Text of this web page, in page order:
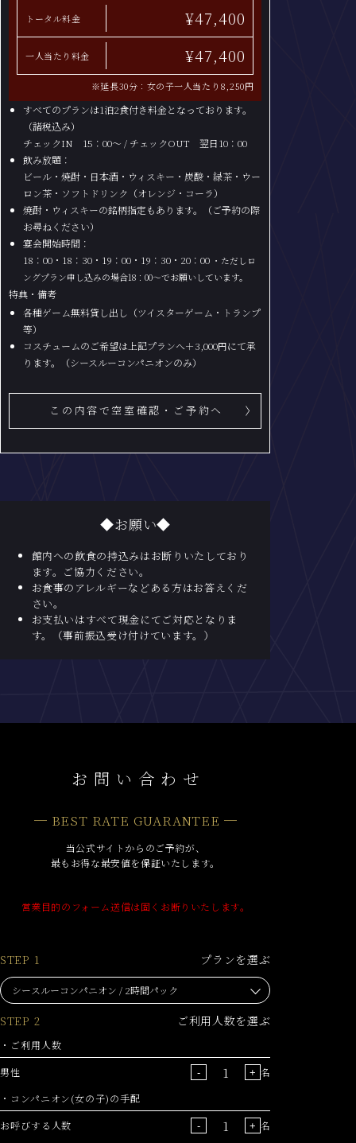
トータル料金 ¥47,400
一人当たり料金 ¥47,400
※延長30分：女の子一人当たり 8,250円
すべてのプランは1泊2食付き料金となっております。
（諸税込み）
チェックIN 15：00～ / チェックOUT 翌日10：00
飲み放題：
ビール・焼酎・日本酒・ウィスキー・炭酸・緑茶・ウー
ロン茶・ソフトドリンク（オレンジ・コーラ）
焼酎・ウィスキーの銘柄指定もあります。（ご予約の際
お尋ねください）
宴会開始時間：
18：00・18：30・19：00・19：30・20：00 ・ただしロ
ングプラン申し込みの場合18：00～でお願いしています。
特典・備考
各種ゲーム無料貸し出し（ツイスターゲーム・トランプ
等）
コスチュームのご希望は上記プランへ＋3,000円にて承
ります。（シースルーコンパニオンのみ）
この内容で空室確認・ご予約へ
◆お願い◆
館内への飲食の持込みはお断りいたしており
ます。ご協力ください。
お食事のアレルギーなどある方はお答えくだ
さい。
お支払いはすべて現金にてご対応となりま
す。（事前振込受け付けています。）
お問い合わせ
─ BEST RATE GUARANTEE ─
当公式サイトからのご予約が、
最もお得な最安値を保証いたします。
営業目的のフォーム送信は固くお断りいたします。
STEP 1 プランを選ぶ
STEP 2 ご利用人数を選ぶ
・ご利用人数
男性
- + 名
・コンパニオン(女の子)の手配
お呼びする人数
- + 名